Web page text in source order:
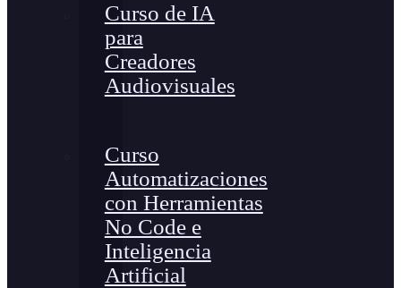
Curso de IA
para
Creadores
Audiovisuales
Curso
Automatizaciones
con Herramientas
No Code e
Inteligencia
Artificial